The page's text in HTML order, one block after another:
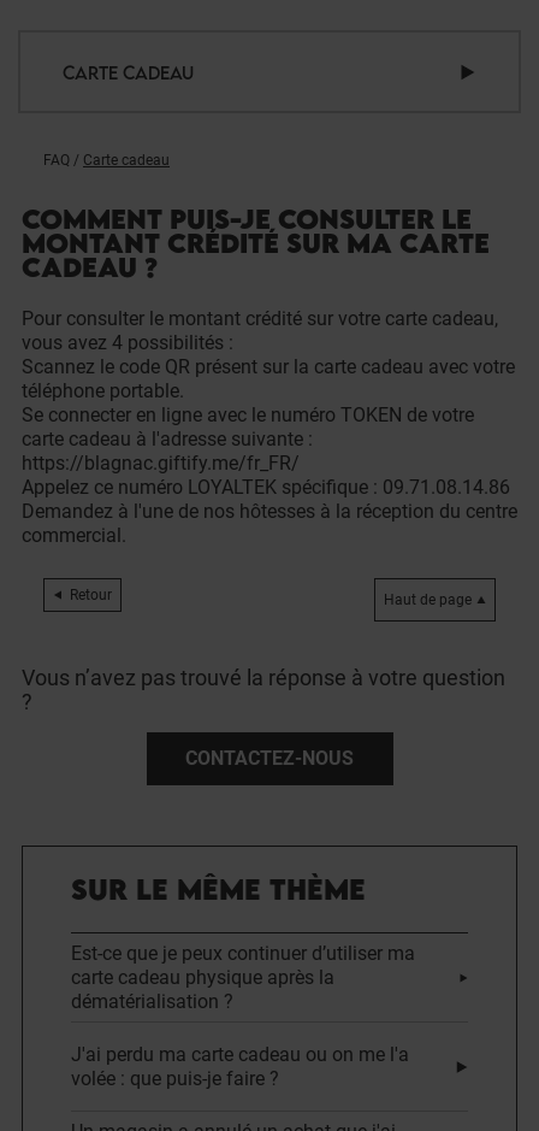
CARTE CADEAU
FAQ / Carte cadeau
COMMENT PUIS-JE CONSULTER LE
MONTANT CRÉDITÉ SUR MA CARTE
CADEAU ?
Pour consulter le montant crédité sur votre carte cadeau,
vous avez 4 possibilités :
Scannez le code QR présent sur la carte cadeau avec votre
téléphone portable.
Se connecter en ligne avec le numéro TOKEN de votre
carte cadeau à l'adresse suivante :
https://blagnac.giftify.me/fr_FR/
Appelez ce numéro LOYALTEK spécifique : 09.71.08.14.86
Demandez à l'une de nos hôtesses à la réception du centre
commercial.
Retour Haut de page
Vous n’avez pas trouvé la réponse à votre question
?
CONTACTEZ-NOUS
SUR LE MÊME THÈME
Est-ce que je peux continuer d’utiliser ma
carte cadeau physique après la
dématérialisation ?
J'ai perdu ma carte cadeau ou on me l'a
volée : que puis-je faire ?